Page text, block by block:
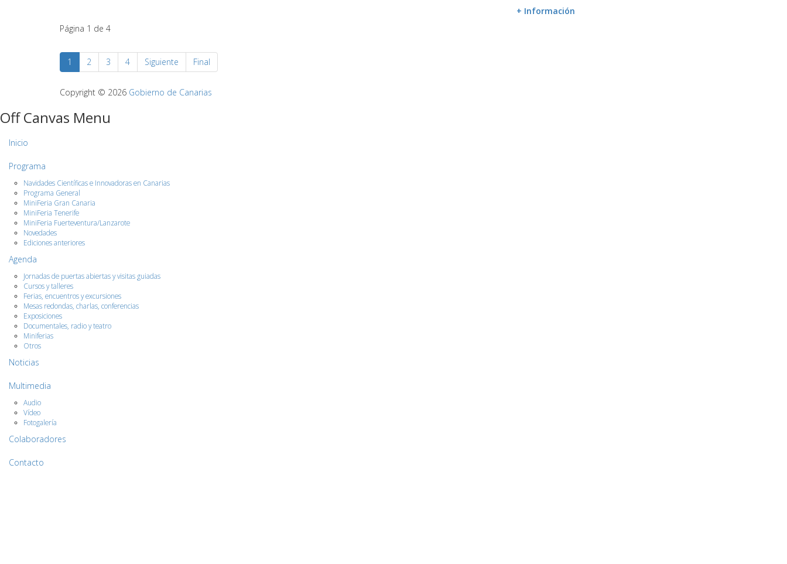
+ Información
Página 1 de 4
1 2 3 4 Siguiente Final
Copyright © 2026 Gobierno de Canarias
Off Canvas Menu
Inicio
Programa
Navidades Científicas e Innovadoras en Canarias
Programa General
MiniFeria Gran Canaria
MiniFeria Tenerife
MiniFeria Fuerteventura/Lanzarote
Novedades
Ediciones anteriores
Agenda
Jornadas de puertas abiertas y visitas guiadas
Cursos y talleres
Ferias, encuentros y excursiones
Mesas redondas, charlas, conferencias
Exposiciones
Documentales, radio y teatro
Miniferias
Otros
Noticias
Multimedia
Audio
Vídeo
Fotogalería
Colaboradores
Contacto